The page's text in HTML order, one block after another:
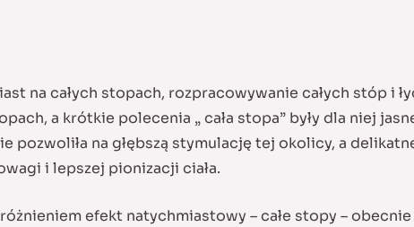
na całych stopach, rozpracowywanie całych stóp i
a krótkie polecenia „ cała stopa” były dla niej
pozwoliła na głębszą stymulację tej okolicy, a
i lepszej pionizacji ciała.
efekt natychmiastowy – całe stopy –